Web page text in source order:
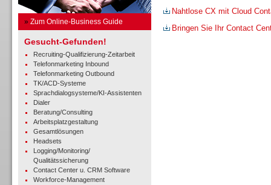
» Zum Online-Business Guide
Gesucht-Gefunden!
Recruiting-Qualifizierung-Zeitarbeit
Telefonmarketing Inbound
Telefonmarketing Outbound
TK/ACD-Systeme
Sprachdialogsysteme/KI-Assistenten
Dialer
Beratung/Consulting
Arbeitsplatzgestaltung
Gesamtlösungen
Headsets
Logging/Monitoring/
Qualitätssicherung
Contact Center u. CRM Software
Workforce-Management
Nahtlose CX mit Cloud
Bringen Sie Ihr Contact